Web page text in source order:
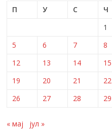
П
У С Ч
1
5
6 7 8
12
13 14 15
19
20 21 22
26
27 28 29
« мај јул »